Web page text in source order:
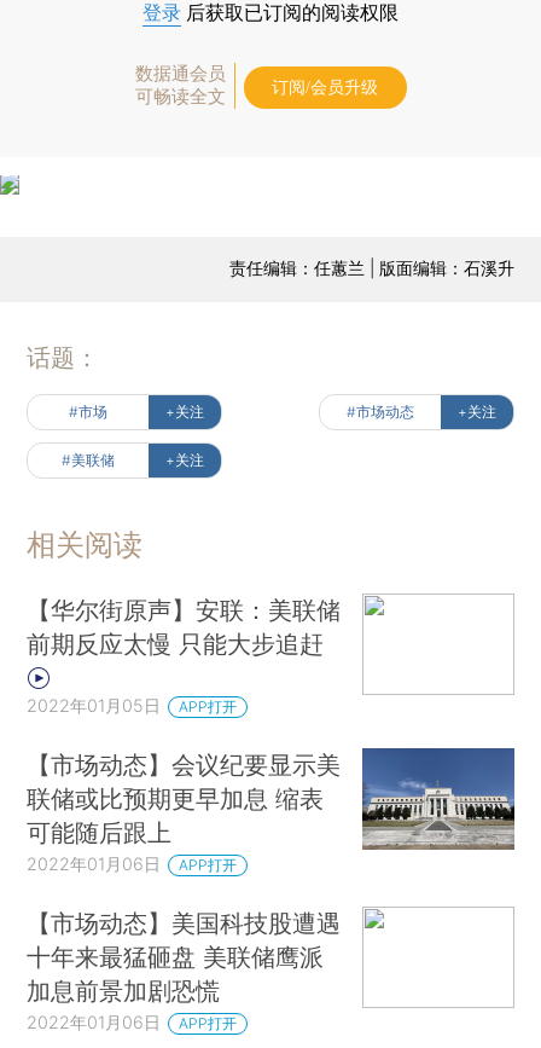
登录 后获取已订阅的阅读权限
数据通会员
可畅读全文
订阅/会员升级
责任编辑：任蕙兰 | 版面编辑：石溪升
话题：
#市场 +关注 #市场动态 +关注
#美联储 +关注
相关阅读
【华尔街原声】安联：美联储
前期反应太慢 只能大步追赶
2022年01月05日 APP打开
【市场动态】会议纪要显示美
联储或比预期更早加息 缩表
可能随后跟上
2022年01月06日 APP打开
【市场动态】美国科技股遭遇
十年来最猛砸盘 美联储鹰派
加息前景加剧恐慌
2022年01月06日 APP打开